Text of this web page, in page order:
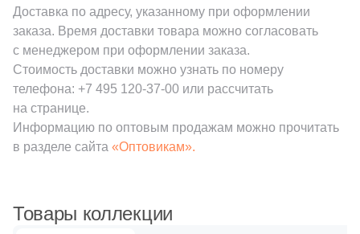
Шестиугольная
Восьмиугольная
Из керамогранита
Goldencer (
Gracia Ceramica (23)
Gresmanc (2
Grespania (4
Halcon (4 )
ITT Ceramica ( 3)
Доставка по адресу, указанному при оформлении
заказа. Время доставки товара можно согласовать
с менеджером при оформлении заказа.
Стоимость доставки можно узнать по номеру
телефона: +7 495 120-37-00 или рассчитать
на странице.
Информацию по оптовым продажам можно прочитать
в разделе сайта «Оптовикам».
Товары коллекции